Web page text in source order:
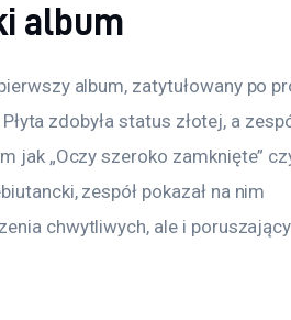
album
album, zatytułowany po
zdobyła status złotej, a
jak „Oczy szeroko zamknięte”
zespół pokazał na nim
chwytliwych, ale i